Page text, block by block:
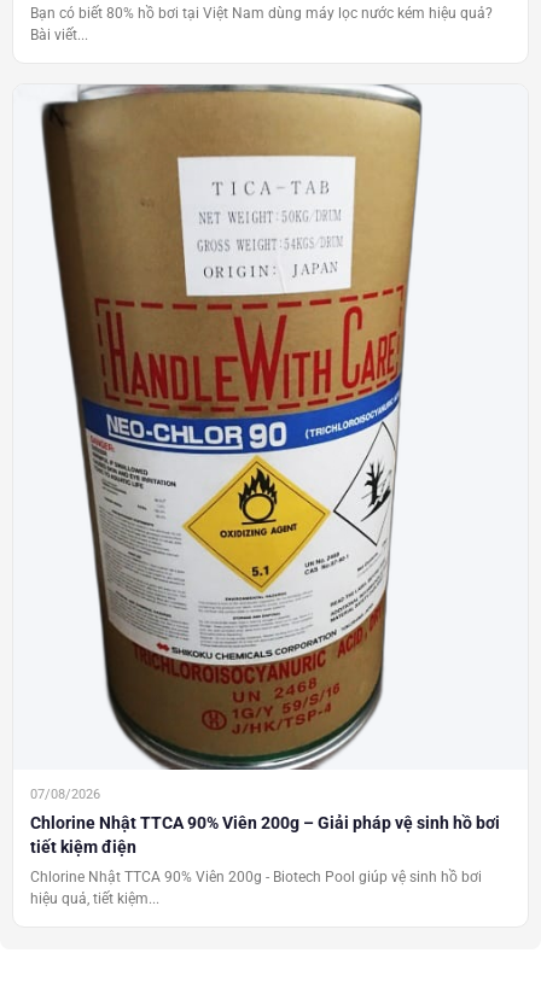
Bạn có biết 80% hồ bơi tại Việt Nam dùng máy lọc nước kém hiệu quả?
Bài viết...
07/08/2026
Chlorine Nhật TTCA 90% Viên 200g – Giải pháp vệ sinh hồ bơi
tiết kiệm điện
Chlorine Nhật TTCA 90% Viên 200g - Biotech Pool giúp vệ sinh hồ bơi
hiệu quả, tiết kiệm...